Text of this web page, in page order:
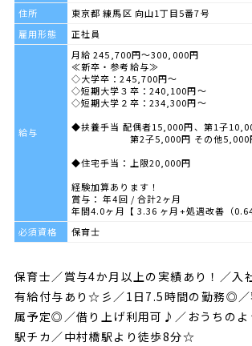
住所
東京都 練馬区 向山1丁目5番7号
雇用形態
正社員
給与
月給 245,700円～300,000円
≪新卒・参考給与≫
◇大学卒：245,700円～
◇短期大学３卒：240,100円～
◇短期大学２卒：234,300円～
◆扶養手当 配偶者15,000円、第1子
第2子5,000円 その他5,000
◆住宅手当：上限20,000円
経験加算あります！
賞与： 年4回 / 合計2ヶ月
年間4.0ヶ月【 3.36 ヶ月+処遇改善（
必須資格
保育士
保育士／賞与4か月以上の実績あり！／入
有給付与あり☆彡／1日7.5時間の勤務◎／
属予定◎／借り上げ利用可♪／おうちの
駅チカ／中村橋駅より徒歩8分☆